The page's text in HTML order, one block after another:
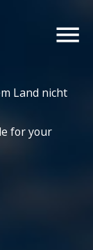
Land nicht
for your